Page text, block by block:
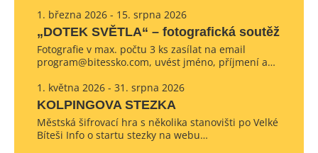
1. března 2026 - 15. srpna 2026
„DOTEK SVĚTLA“ – fotografická soutěž
Fotografie v max. počtu 3 ks zasílat na email
program@bitessko.com, uvést jméno, příjmení a…
1. května 2026 - 31. srpna 2026
KOLPINGOVA STEZKA
Městská šifrovací hra s několika stanovišti po Velké
Bíteši Info o startu stezky na webu…